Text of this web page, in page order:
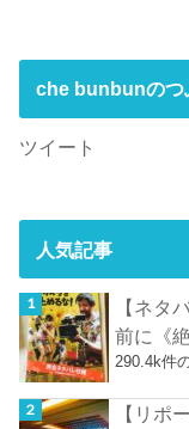
che bunbunのつ
ツイート
人気記事
【ネタ
前に《
290.4k件
【リポ